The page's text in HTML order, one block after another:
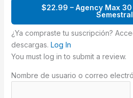
$22.99 – Agency Max
Semestral
¿Ya compraste tu suscripción?
descargas. Log In
You must log in to submit a review.
Nombre de usuario o correo